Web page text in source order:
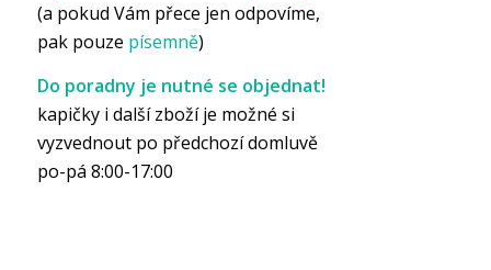
(a pokud Vám přece jen odpovíme,
pak pouze písemně)
Do poradny je nutné se objednat!
kapičky i další zboží je možné si
vyzvednout po předchozí domluvě
po-pá 8:00-17:00